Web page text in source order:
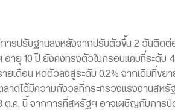
ารปรับฐานลงหลังจากปรับตัวขึ้น 2 วันติด
10 ปี ยังคงทรงตัวในกรอบแคบที่ระดับ
เดือน หดตัวลงสู่ระดับ 0.2% จากเดิมที่ขยา
าดได้มีความกังวลที่กระทรวงแรงงานสหรั
ต.ค. นี้ จากการที่สหรัฐฯ อาจเผชิญกับการ